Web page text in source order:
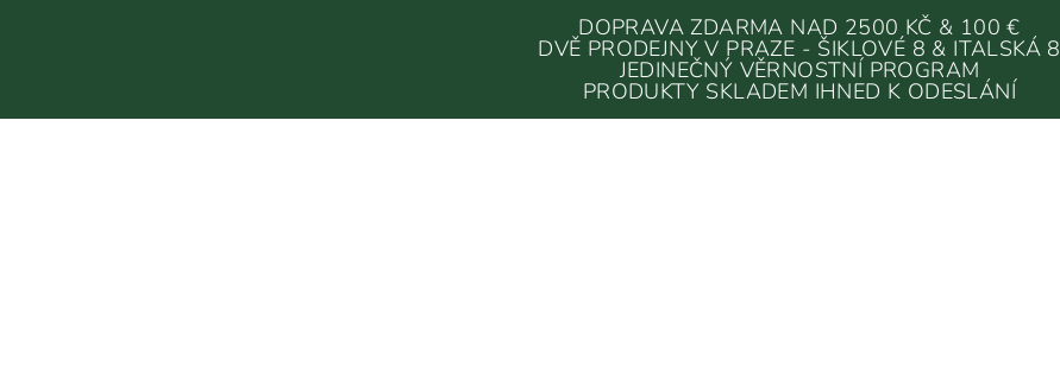
DOPRAVA ZDARMA NAD 2500 KČ & 100 €
DVĚ PRODEJNY V PRAZE - ŠIKLOVÉ 8 & ITALSKÁ 8
JEDINEČNÝ VĚRNOSTNÍ PROGRAM
PRODUKTY SKLADEM IHNED K ODESLÁNÍ